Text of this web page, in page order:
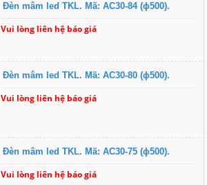
Đèn mâm led TKL. Mã: AC30-84 (ɸ500).
Vui lòng liên hệ báo giá
Đèn mâm led TKL. Mã: AC30-80 (ɸ500).
Vui lòng liên hệ báo giá
Đèn mâm led TKL. Mã: AC30-75 (ɸ500).
Vui lòng liên hệ báo giá